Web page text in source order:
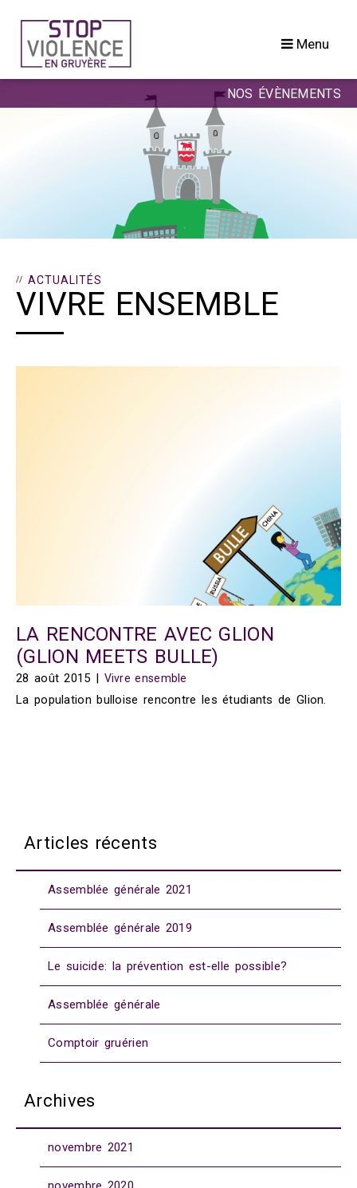
contenu
Menu
NOS ÉVÈNEMENTS
ACTUALITÉS
VIVRE ENSEMBLE
LA RENCONTRE AVEC GLION
(GLION MEETS BULLE)
28 août 2015 Vivre ensemble
La population bulloise rencontre les étudiants de Glion.
Articles récents
Assemblée générale 2021
Assemblée générale 2019
Le suicide: la prévention est-elle possible?
Assemblée générale
Comptoir gruérien
Archives
novembre 2021